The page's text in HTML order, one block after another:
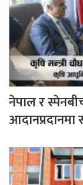
नेपाल र
आदानप्रदानमा